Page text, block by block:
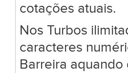
cotações atuais.
Nos Turbos
caracteres
Barreira